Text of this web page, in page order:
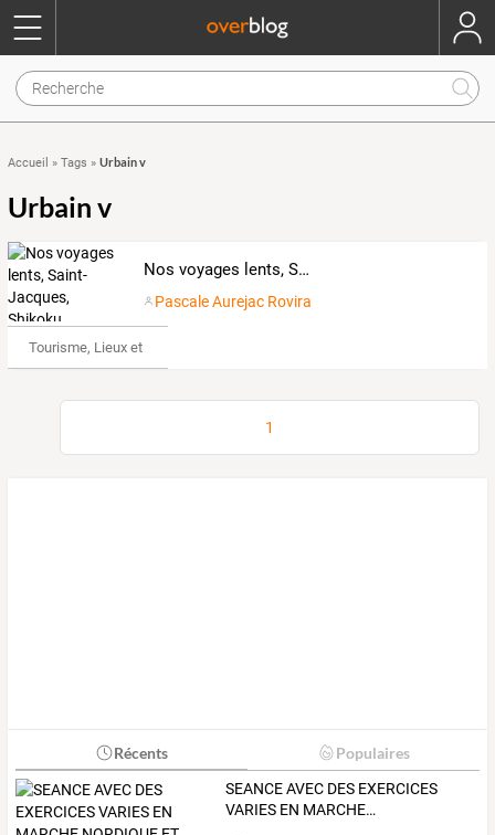
Accueil » Tags » Urbain v
Urbain v
Nos voyages lents, Saint-Jacques, Shikoku,...
Pascale Aurejac Rovira
Tourisme, Lieux et Événements
1
Récents Populaires
SEANCEAVEC DES EXERCICES
VARIES EN MARCHE…